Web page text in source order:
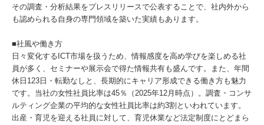
その調査・分析結果をプレスリリースで公表することで、社内外から
も認められる自身の専門領域を築いた実績もあります。
■社風や働き方
日々変化するICT市場を扱うため、情報感度を高め学びを楽しめる社
員が多く、セミナーや展示会で得た情報共有も盛んです。また、年間
休日123日・転勤なしと、長期的にキャリア形成できる働き方も魅力
です。当社の女性社員比率は45％（2025年12月時点）。調査・コンサ
ルティング企業の平均的な女性社員比率は約3割といわれています。
出産・育児を迎える社員に対して、育児休業など法定制度にとどまら